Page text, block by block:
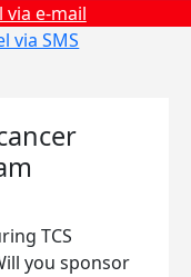
via e-mail
via SMS
TCS
you sponsor